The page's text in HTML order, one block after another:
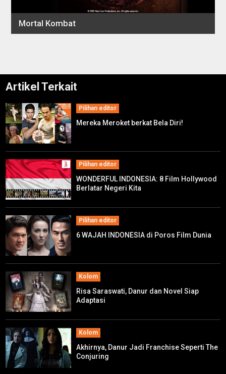
Artikel Terkait
Pilihan editor
Mereka Meroket berkat Bela Diri!
Pilihan editor
WONDERFUL INDONESIA: 8 Film Hollywood
Berlatar Negeri Kita
Pilihan editor
6 WAJAH INDONESIA di Poros Film Dunia
Kolom
Risa Saraswati, Danur dan Novel Siap
Adaptasi
Kolom
Akhirnya, Danur Jadi Franchise Seperti The
Conjuring